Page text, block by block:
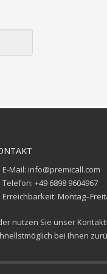
E-Mail: info@premicall.com
Telefon: +49 6898 9604967
Erreichbarkeit:
nutzen Sie unser
bei Ihnen